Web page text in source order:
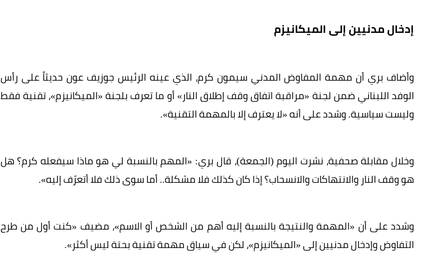
إدخال مدنيين إلى الميكانيزم
وأضاف بري أن مهمة المفاوض المدني سيمون كرم، الذي عينه الرئيس جوزيف عون حديثاً على رأس
الوفد اللبناني ضمن لجنة «مراقبة اتفاق وقف إطلاق النار» أو ما تعرف بلجنة «الميكانيزم»، تقنية فقط
وليست سياسية. وشدد على أنه «لا يعترف إلا بالمهمة التقنية».
وخلال مقابلة صحفية، نشرت اليوم (الجمعة)، قال بري: «المهم بالنسبة لي هو ماذا سيفعله كرم؟ هل
هو وقف النار والانتهاكات والانسحاب؟ إذا كان كذلك فلا مشكلة.. أما سوى ذلك فلا أتعرّف إليه».
وشدد على أن «المهمة والنتيجة بالنسبة إليه أهم من الشخص أو الاسم»، مضيف «كنت أول من طرح
التفاوض وإدخال مدنيين إلى «الميكانيزم»، لكن في سياق مهمة تقنية بحتة ليس أكثر».